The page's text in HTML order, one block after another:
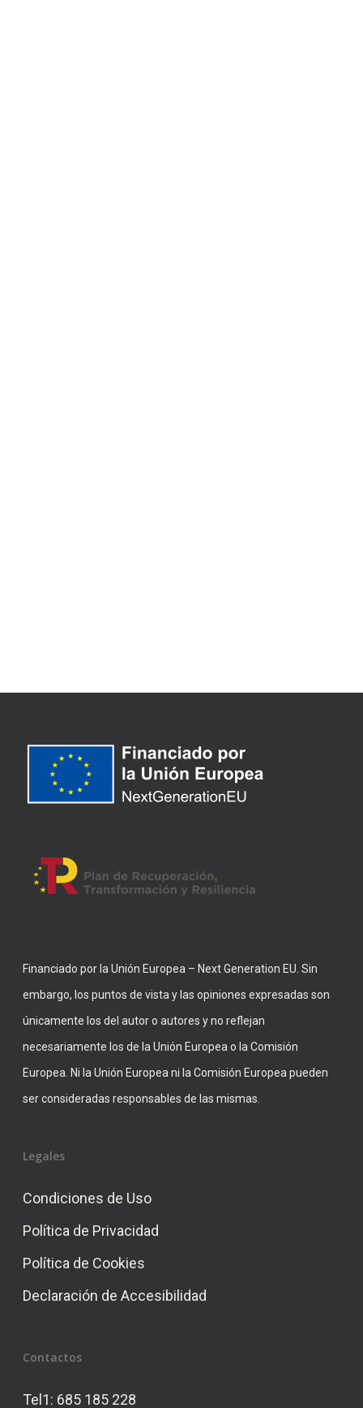
Financiado por la Unión Europea – Next Generation EU. Sin
embargo, los puntos de vista y las opiniones expresadas son
únicamente los del autor o autores y no reflejan
necesariamente los de la Unión Europea o la Comisión
Europea. Ni la Unión Europea ni la Comisión Europea pueden
ser consideradas responsables de las mismas.
Legales
Condiciones de Uso
Política de Privacidad
Política de Cookies
Declaración de Accesibilidad
Contactos
Tel1: 685 185 228